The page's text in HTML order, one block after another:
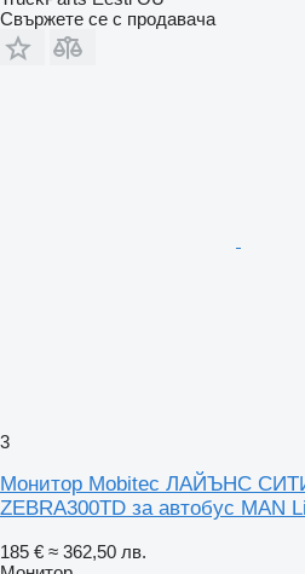
Свържете се с продавача
3
Монитор Mobitec ЛАЙЪНС
ZEBRA300TD за автобус MAN
185 € ≈ 362,50 лв.